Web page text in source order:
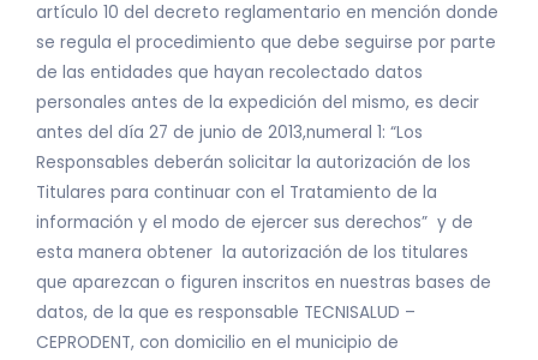
artículo 10 del decreto reglamentario en mención donde
se regula el procedimiento que debe seguirse por parte
de las entidades que hayan recolectado datos
personales antes de la expedición del mismo, es decir
antes del día 27 de junio de 2013,numeral 1: “Los
Responsables deberán solicitar la autorización de los
Titulares para continuar con el Tratamiento de la
información y el modo de ejercer sus derechos” y de
esta manera obtener la autorización de los titulares
que aparezcan o figuren inscritos en nuestras bases de
datos, de la que es responsable TECNISALUD –
CEPRODENT, con domicilio en el municipio de